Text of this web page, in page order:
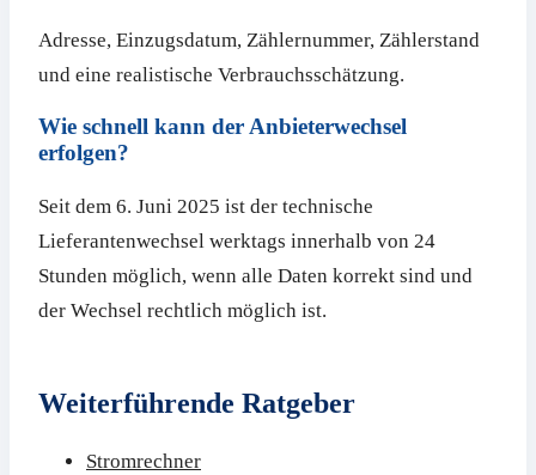
Adresse, Einzugsdatum, Zählernummer, Zählerstand
und eine realistische Verbrauchsschätzung.
Wie schnell kann der Anbieterwechsel
erfolgen?
Seit dem 6. Juni 2025 ist der technische
Lieferantenwechsel werktags innerhalb von 24
Stunden möglich, wenn alle Daten korrekt sind und
der Wechsel rechtlich möglich ist.
Weiterführende Ratgeber
Stromrechner